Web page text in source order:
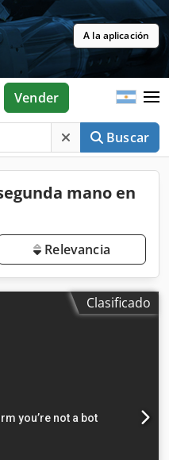
A la aplicación
Buscar
Vender
mano en
Relevancia
Clasificado